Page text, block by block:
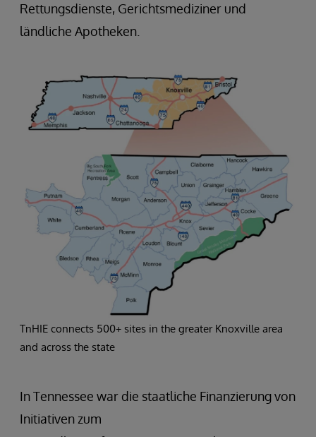
Rettungsdienste, Gerichtsmediziner und
ländliche Apotheken.
TnHIE connects 500+ sites in the greater Knoxville area
and across the state
In Tennessee war die staatliche Finanzierung von
Initiativen zum